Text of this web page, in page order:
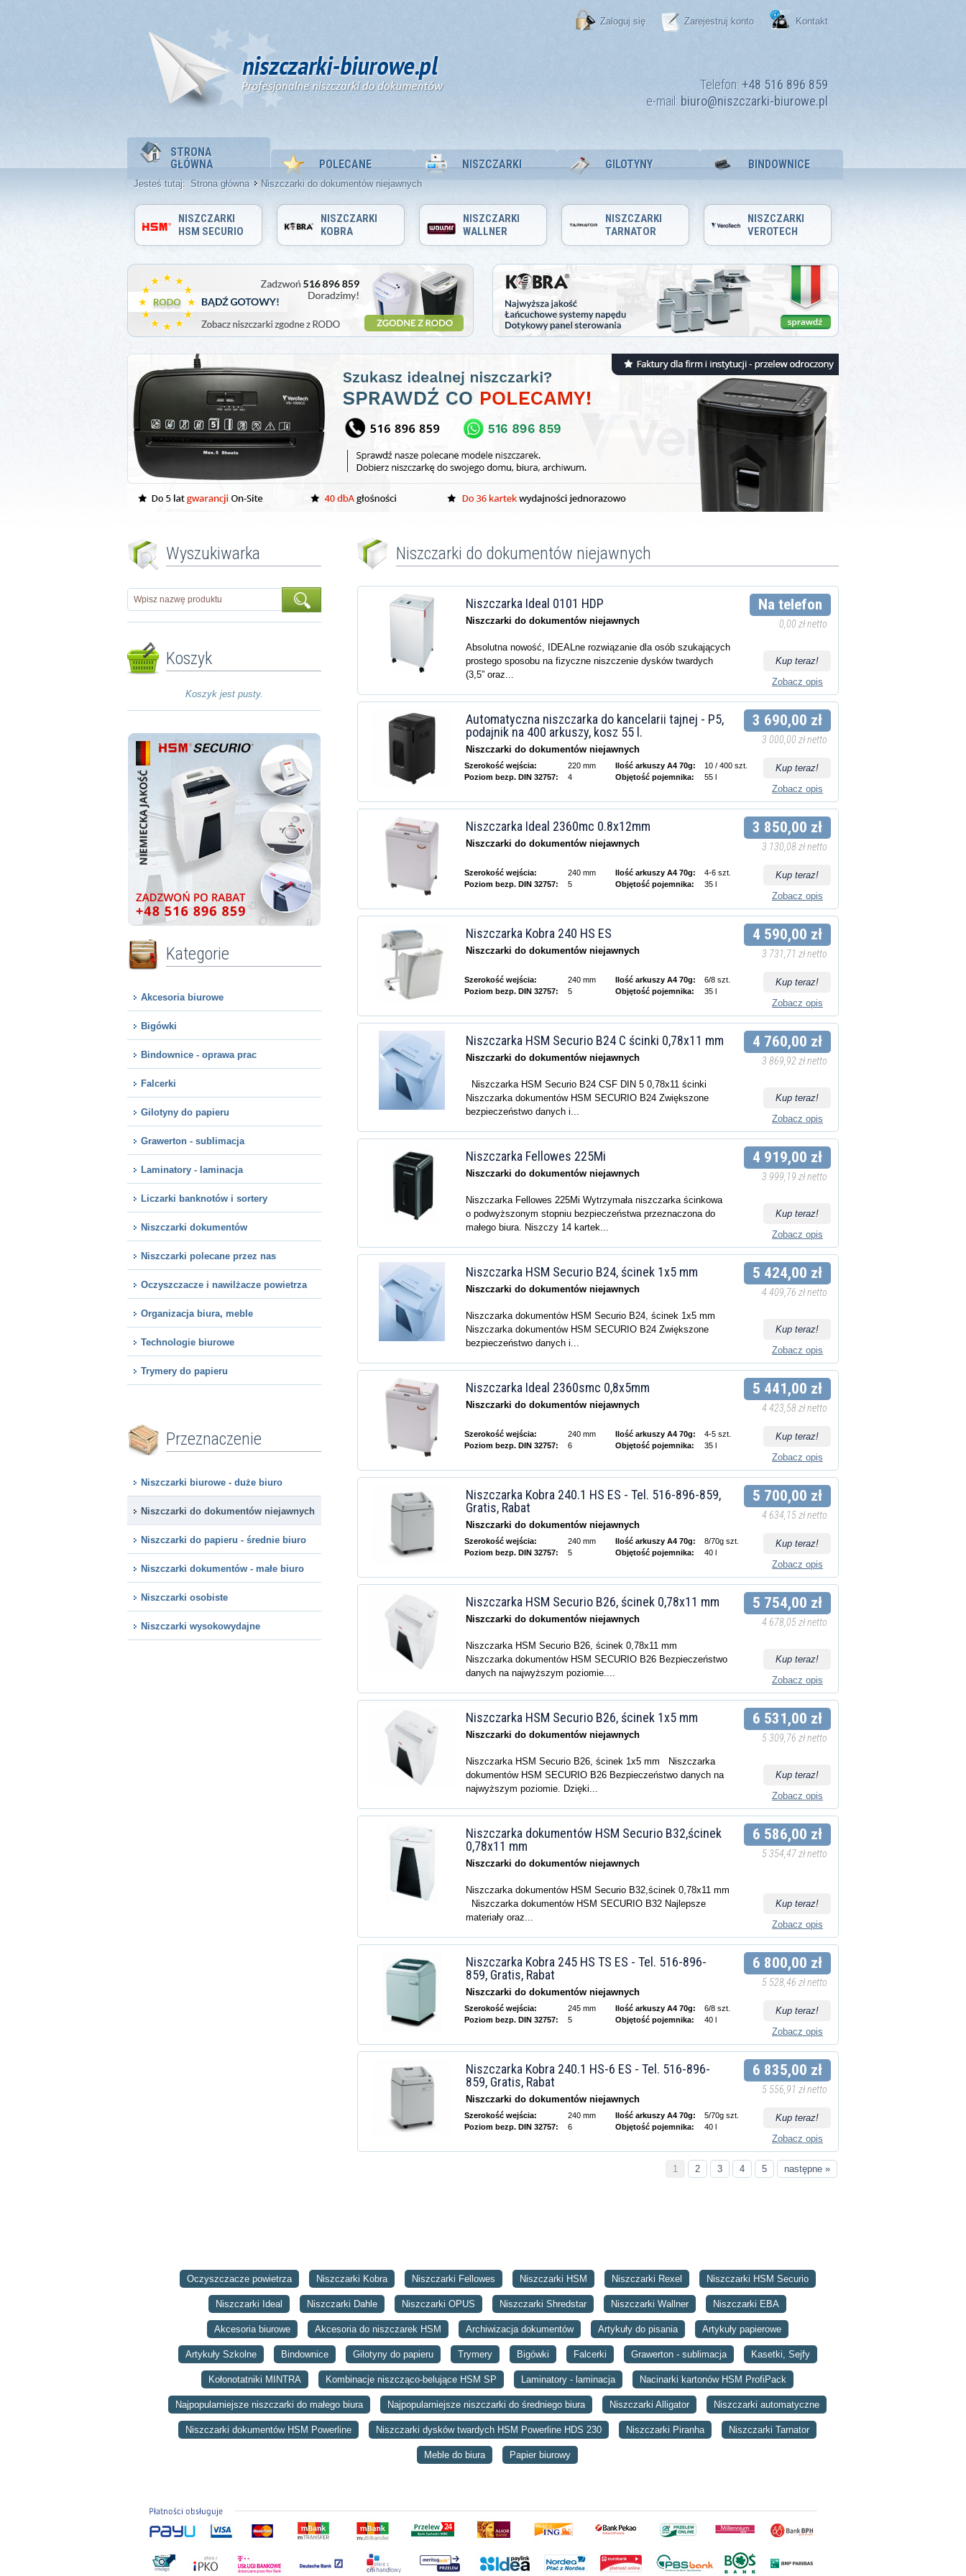
Telefon: +48 516 896 859
e-mail: biuro@niszczarki-biurowe.pl
STRONA
GŁÓWNA
POLECANE NISZCZARKI GILOTYNY BINDOWNICE
Kontakt
Zarejestruj konto
Zaloguj się
NISZCZARKI
HSM SECURIO
NISZCZARKI
KOBRA
NISZCZARKI
WALLNER
NISZCZARKI
TARNATOR
NISZCZARKI
VEROTECH
Jesteś tutaj: Strona główna Niszczarki do dokumentów niejawnych
Niszczarki do dokumentów niejawnych
Niszczarka Ideal 0101 HDP
Niszczarki do dokumentów niejawnych
Na telefon
0,00 zł netto
Kup teraz!
Zobacz opis
Absolutna nowość, IDEALne rozwiązanie dla osób szukających
prostego sposobu na fizyczne niszczenie dysków twardych
(3,5” oraz...
Automatyczna niszczarka do kancelarii tajnej - P5,
podajnik na 400 arkuszy, kosz 55 l.
Niszczarki do dokumentów niejawnych
3 690,00 zł
3 000,00 zł netto
Kup teraz!
Zobacz opis
Szerokość wejścia: 220 mm Ilość arkuszy A4 70g:
10 / 400 szt.
Poziom bezp. DIN 32757:
4 Objętość pojemnika: 55 l
Niszczarka Ideal 2360mc 0.8x12mm
Niszczarki do dokumentów niejawnych
3 850,00 zł
3 130,08 zł netto
Kup teraz!
Zobacz opis
Szerokość wejścia: 240 mm Ilość arkuszy A4 70g:
4-6 szt.
Poziom bezp. DIN 32757:
5 Objętość pojemnika: 35 l
Niszczarka Kobra 240 HS ES
Niszczarki do dokumentów niejawnych
4 590,00 zł
3 731,71 zł netto
Kup teraz!
Zobacz opis
Szerokość wejścia: 240 mm Ilość arkuszy A4 70g:
6/8 szt.
Poziom bezp. DIN 32757:
5 Objętość pojemnika: 35 l
Niszczarka HSM Securio B24 C ścinki 0,78x11 mm
Niszczarki do dokumentów niejawnych
4 760,00 zł
3 869,92 zł netto
Kup teraz!
Zobacz opis
Niszczarka HSM Securio B24 CSF DIN 5 0,78x11 ścinki
Niszczarka dokumentów HSM SECURIO B24 Zwiększone
bezpieczeństwo danych i...
Niszczarka Fellowes 225Mi
Niszczarki do dokumentów niejawnych
4 919,00 zł
3 999,19 zł netto
Kup teraz!
Zobacz opis
Niszczarka Fellowes 225Mi Wytrzymała niszczarka ścinkowa
o podwyższonym stopniu bezpieczeństwa przeznaczona do
małego biura. Niszczy 14 kartek...
Niszczarka HSM Securio B24, ścinek 1x5 mm
Niszczarki do dokumentów niejawnych
5 424,00 zł
4 409,76 zł netto
Kup teraz!
Zobacz opis
Niszczarka dokumentów HSM Securio B24, ścinek 1x5 mm
Niszczarka dokumentów HSM SECURIO B24 Zwiększone
bezpieczeństwo danych i...
Niszczarka Ideal 2360smc 0,8x5mm
Niszczarki do dokumentów niejawnych
5 441,00 zł
4 423,58 zł netto
Kup teraz!
Zobacz opis
Szerokość wejścia: 240 mm Ilość arkuszy A4 70g:
4-5 szt.
Poziom bezp. DIN 32757:
6 Objętość pojemnika: 35 l
Niszczarka Kobra 240.1 HS ES - Tel. 516-896-859,
Gratis, Rabat
Niszczarki do dokumentów niejawnych
5 700,00 zł
4 634,15 zł netto
Kup teraz!
Zobacz opis
Szerokość wejścia: 240 mm Ilość arkuszy A4 70g:
8/70g szt.
Poziom bezp. DIN 32757:
5 Objętość pojemnika: 40 l
Niszczarka HSM Securio B26, ścinek 0,78x11 mm
Niszczarki do dokumentów niejawnych
5 754,00 zł
4 678,05 zł netto
Kup teraz!
Zobacz opis
Niszczarka HSM Securio B26, ścinek 0,78x11 mm
Niszczarka dokumentów HSM SECURIO B26 Bezpieczeństwo
danych na najwyższym poziomie....
Niszczarka HSM Securio B26, ścinek 1x5 mm
Niszczarki do dokumentów niejawnych
6 531,00 zł
5 309,76 zł netto
Kup teraz!
Zobacz opis
Niszczarka HSM Securio B26, ścinek 1x5 mm Niszczarka
dokumentów HSM SECURIO B26 Bezpieczeństwo danych na
najwyższym poziomie. Dzięki...
Niszczarka dokumentów HSM Securio B32,ścinek
0,78x11 mm
Niszczarki do dokumentów niejawnych
6 586,00 zł
5 354,47 zł netto
Kup teraz!
Zobacz opis
Niszczarka dokumentów HSM Securio B32,ścinek 0,78x11 mm
Niszczarka dokumentów HSM SECURIO B32 Najlepsze
materiały oraz...
Niszczarka Kobra 245 HS TS ES - Tel. 516-896-
859, Gratis, Rabat
Niszczarki do dokumentów niejawnych
6 800,00 zł
5 528,46 zł netto
Kup teraz!
Zobacz opis
Szerokość wejścia: 245 mm Ilość arkuszy A4 70g:
6/8 szt.
Poziom bezp. DIN 32757:
5 Objętość pojemnika: 40 l
Niszczarka Kobra 240.1 HS-6 ES - Tel. 516-896-
859, Gratis, Rabat
Niszczarki do dokumentów niejawnych
6 835,00 zł
5 556,91 zł netto
Kup teraz!
Zobacz opis
Szerokość wejścia: 240 mm Ilość arkuszy A4 70g:
5/70g szt.
Poziom bezp. DIN 32757:
6 Objętość pojemnika: 40 l
1 2 3 4 5 następne »
Wyszukiwarka
Koszyk
Koszyk jest pusty.
Kategorie
Akcesoria biurowe
Bigówki
Bindownice - oprawa prac
Falcerki
Gilotyny do papieru
Grawerton - sublimacja
Laminatory - laminacja
Liczarki banknotów i sortery
Niszczarki dokumentów
Niszczarki polecane przez nas
Oczyszczacze i nawilżacze powietrza
Organizacja biura, meble
Technologie biurowe
Trymery do papieru
Przeznaczenie
Niszczarki biurowe - duże biuro
Niszczarki do dokumentów niejawnych
Niszczarki do papieru - średnie biuro
Niszczarki dokumentów - małe biuro
Niszczarki osobiste
Niszczarki wysokowydajne
Oczyszczacze powietrza Niszczarki Kobra Niszczarki Fellowes Niszczarki HSM Niszczarki Rexel Niszczarki HSM Securio
Niszczarki Ideal Niszczarki Dahle Niszczarki OPUS Niszczarki Shredstar Niszczarki Wallner Niszczarki EBA
Akcesoria biurowe Akcesoria do niszczarek HSM Archiwizacja dokumentów Artykuły do pisania Artykuły papierowe
Artykuły Szkolne Bindownice Gilotyny do papieru Trymery Bigówki Falcerki Grawerton - sublimacja Kasetki, Sejfy
Kołonotatniki MINTRA Kombinacje niszcząco-belujące HSM SP Laminatory - laminacja Nacinarki kartonów HSM ProfiPack
Najpopularniejsze niszczarki do małego biura Najpopularniejsze niszczarki do średniego biura Niszczarki Alligator Niszczarki automatyczne
Niszczarki dokumentów HSM Powerline Niszczarki dysków twardych HSM Powerline HDS 230 Niszczarki Piranha Niszczarki Tarnator
Meble do biura Papier biurowy